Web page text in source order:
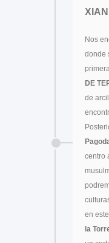
XIAN
Nos
donde
DE
de
centro
en
la